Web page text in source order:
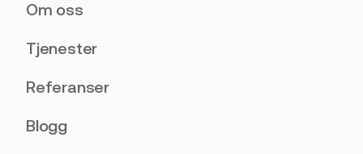
Om oss
Tjenester
Referanser
Blogg